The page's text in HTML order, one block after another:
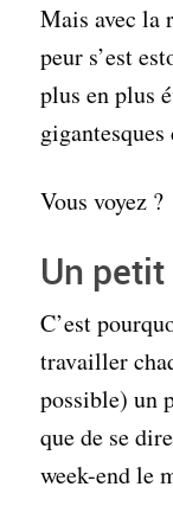
Mais avec la
peur s’est
plus en plus
Vous voyez ?
Un
C’est
travailler
possible) un
que de se
week-end le